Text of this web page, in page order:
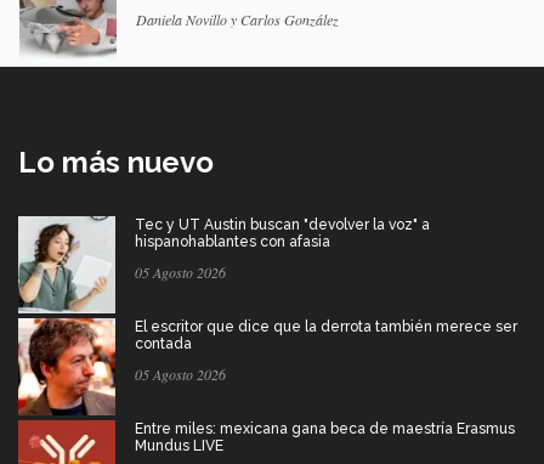
Daniela Novillo y Carlos González
Lo más nuevo
Tec y UT Austin buscan "devolver la voz" a
hispanohablantes con afasia
05 Agosto 2026
El escritor que dice que la derrota también merece ser
contada
05 Agosto 2026
Entre miles: mexicana gana beca de maestría Erasmus
Mundus LIVE